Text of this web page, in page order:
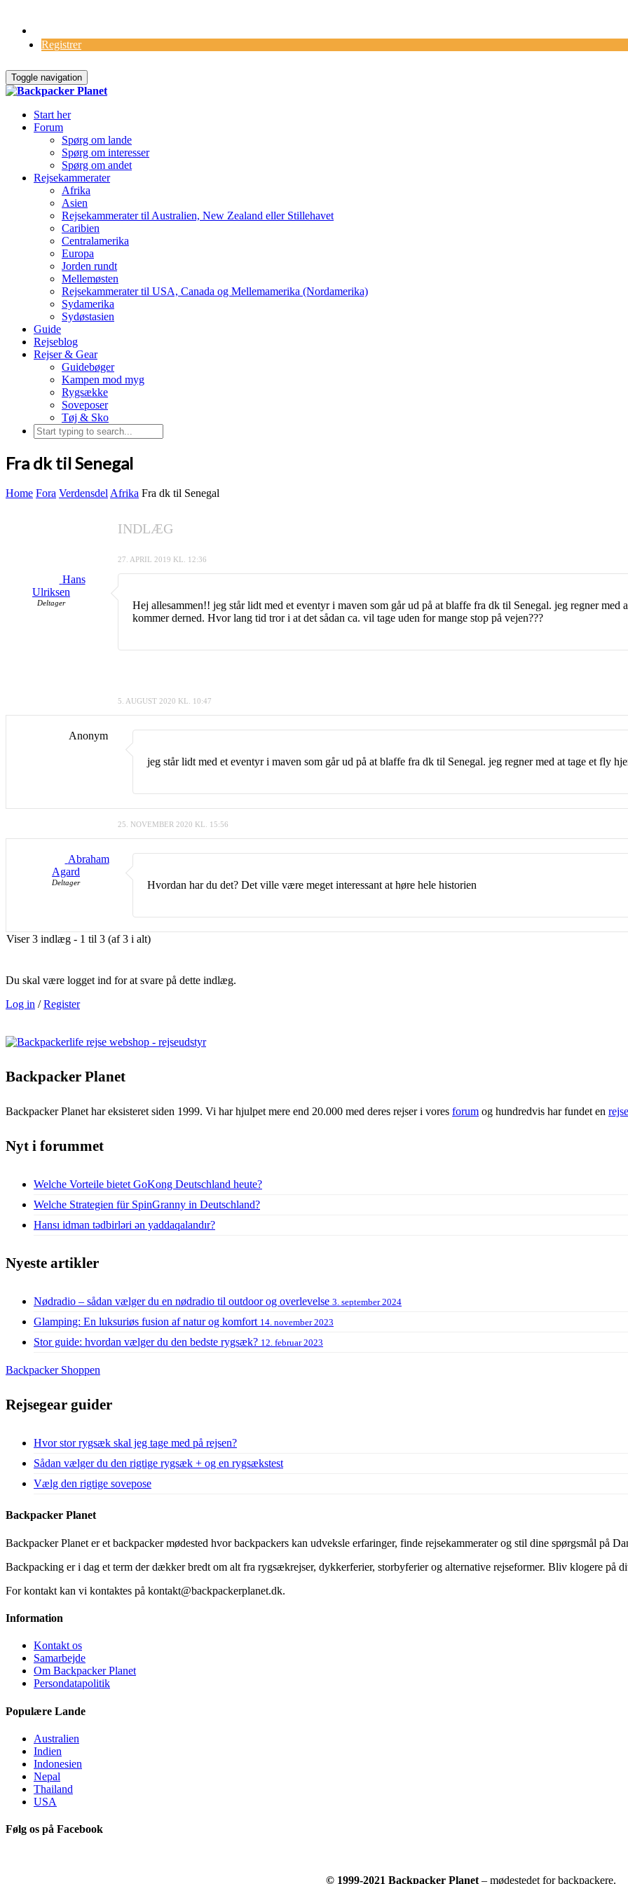
Registrer
Toggle navigation
Start her
Forum
Spørg om lande
Spørg om interesser
Spørg om andet
Rejsekammerater
Afrika
Asien
Rejsekammerater til Australien, New Zealand eller Stillehavet
Caribien
Centralamerika
Europa
Jorden rundt
Mellemøsten
Rejsekammerater til USA, Canada og Mellemamerika (Nordamerika)
Sydamerika
Sydøstasien
Guide
Rejseblog
Rejser & Gear
Guidebøger
Kampen mod myg
Rygsække
Soveposer
Tøj & Sko
Fra dk til Senegal
Home Fora Verdensdel Afrika Fra dk til Senegal
INDLÆG
27. APRIL 2019 KL. 12:36
Hans
Ulriksen
Deltager
Hej allesammen!! jeg står lidt med et eventyr i maven som går ud på at blaffe fra dk til Senegal. jeg regner
kommer derned. Hvor lang tid tror i at det sådan ca. vil tage uden for mange stop på vejen???
5. AUGUST 2020 KL. 10:47
Anonym
jeg står lidt med et eventyr i maven som går ud på at blaffe fra dk til Senegal. jeg regner med at tage et fly
25. NOVEMBER 2020 KL. 15:56
Abraham
Agard
Deltager Hvordan har du det? Det ville være meget interessant at høre hele historien
Viser 3 indlæg - 1 til 3 (af 3 i alt)
Du skal være logget ind for at svare på dette indlæg.
Log in /Register
Backpacker Planet
Backpacker Planet har eksisteret siden 1999. Vi har hjulpet mere end 20.000 med deres rejser i vores forum og hundredvis har fundet en
Nyt i forummet
Welche Vorteile bietet GoKong Deutschland heute?
Welche Strategien für SpinGranny in Deutschland?
Hansı idman tədbirləri ən yaddaqalandır?
Nyeste artikler
Nødradio – sådan vælger du en nødradio til outdoor og overlevelse 3. september 2024
Glamping: En luksuriøs fusion af natur og komfort 14. november 2023
Stor guide: hvordan vælger du den bedste rygsæk? 12. februar 2023
Backpacker Shoppen
Rejsegear guider
Hvor stor rygsæk skal jeg tage med på rejsen?
Sådan vælger du den rigtige rygsæk + og en rygsækstest
Vælg den rigtige sovepose
Backpacker Planet
Backpacker Planet er et backpacker mødested hvor backpackers kan udveksle erfaringer, finde rejsekammerater og stil dine spørgsmål på
Backpacking er i dag et term der dækker bredt om alt fra rygsækrejser, dykkerferier, storbyferier og alternative rejseformer. Bliv klogere på
For kontakt kan vi kontaktes på kontakt@backpackerplanet.dk.
Information
Kontakt os
Samarbejde
Om Backpacker Planet
Persondatapolitik
Populære Lande
Australien
Indien
Indonesien
Nepal
Thailand
USA
Følg os på Facebook
© 1999-2021 Backpacker Planet – mødestedet for backpackere.